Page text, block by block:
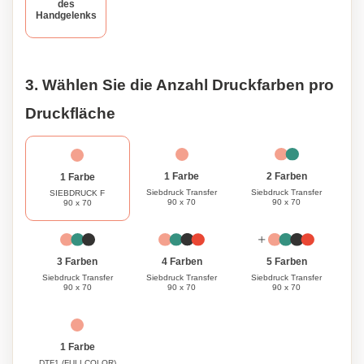
des
Handgelenks
3. Wählen Sie die Anzahl Druckfarben pro
Druckfläche
1 Farbe
SIEBDRUCK F
90 x 70
1 Farbe
Siebdruck Transfer
90 x 70
2 Farben
Siebdruck Transfer
90 x 70
3 Farben
Siebdruck Transfer
90 x 70
4 Farben
Siebdruck Transfer
90 x 70
5 Farben
Siebdruck Transfer
90 x 70
1 Farbe